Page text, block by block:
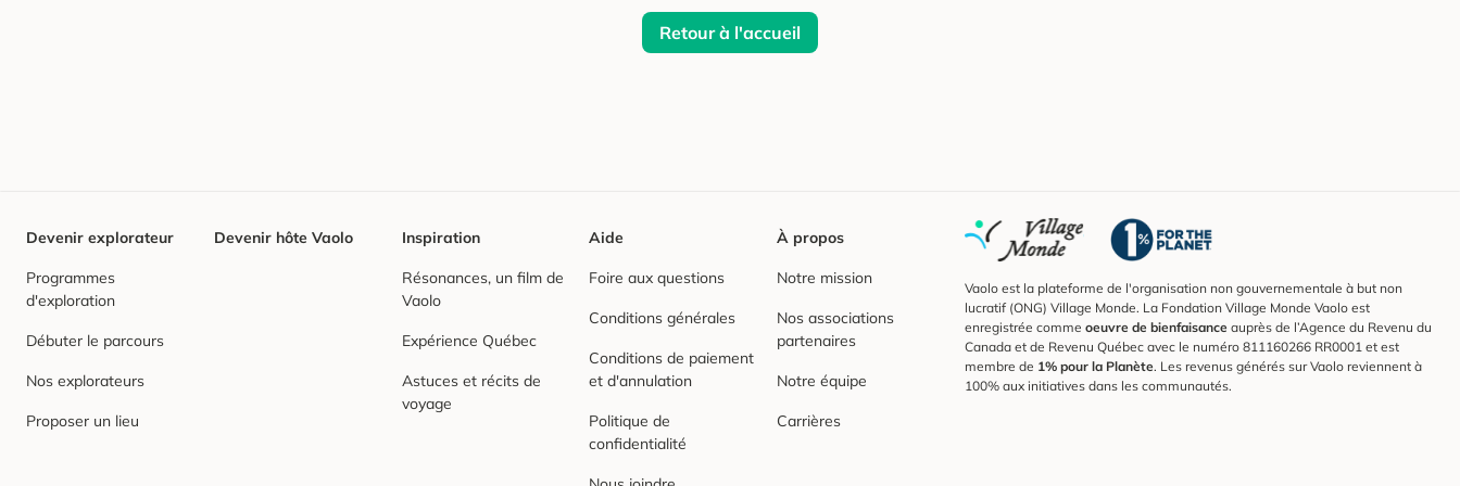
Retour à l'accueil
Devenir explorateur
Programmes
d'exploration
Débuter le parcours
Nos explorateurs
Proposer un lieu
Devenir hôte Vaolo Inspiration
Résonances, un film de
Vaolo
Expérience Québec
Astuces et récits de
voyage
Aide
Foire aux questions
Conditions générales
Conditions de paiement
et d'annulation
Politique de
confidentialité
À propos
Notre mission
Nos associations
partenaires
Notre équipe
Carrières
Vaolo est la plateforme de l'organisation non gouvernementale à but non
lucratif (ONG) Village Monde. La Fondation Village Monde Vaolo est
enregistrée comme oeuvre de bienfaisance auprès de l’Agence du Revenu du
Canada et de Revenu Québec avec le numéro 811160266 RR0001 et est
membre de 1% pour la Planète. Les revenus générés sur Vaolo reviennent à
100% aux initiatives dans les communautés.